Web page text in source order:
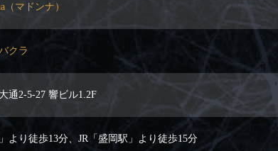
（マドンナ）
クラ
通2-5-27 響ビル1.2F
より徒歩13分、JR「盛岡駅」より徒歩15分